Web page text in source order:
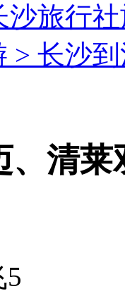
沙旅行
> 长沙
、清